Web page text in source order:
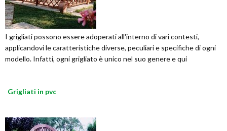
I grigliati possono essere adoperati all'interno di vari contesti,
applicandovi le caratteristiche diverse, peculiari e specifiche di ogni
modello. Infatti, ogni grigliato è unico nel suo genere e qui
Grigliati in pvc